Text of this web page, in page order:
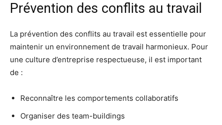
Prévention des conflits au travail
La prévention des conflits au travail est essentielle pour
maintenir un environnement de travail harmonieux. Pour
une culture d’entreprise respectueuse, il est important
de :
Reconnaître les comportements collaboratifs
Organiser des team-buildings